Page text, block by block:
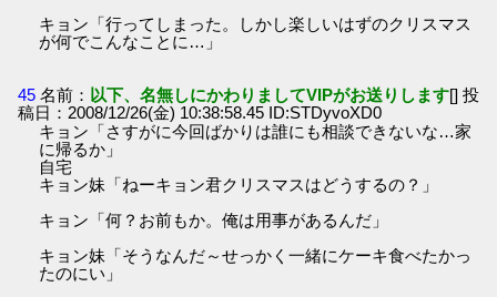
キョン「行ってしまった。しかし楽しいはずのクリスマス
が何でこんなことに…」
45 名前： 以下、名無しにかわりましてVIPがお送りします[] 投
稿日：2008/12/26(金) 10:38:58.45 ID:STDyvoXD0
キョン「さすがに今回ばかりは誰にも相談できないな…家
に帰るか」
自宅
キョン妹「ねーキョン君クリスマスはどうするの？」
キョン「何？お前もか。俺は用事があるんだ」
キョン妹「そうなんだ～せっかく一緒にケーキ食べたかっ
たのにい」